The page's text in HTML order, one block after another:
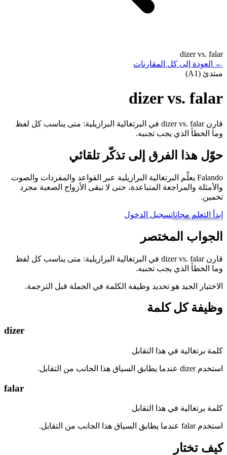
dizer vs. falar
←
العودة إلى كل المقارنات
مبتدئ (A1)
dizer vs. falar
قارن dizer vs. falar في البرتغالية البرازيلية: متى يناسب كل لفظ
وما الخطأ الذي يجب تجنبه.
حوّل هذا الفرق إلى تذكّر تلقائي
Falando يعلّم البرتغالية البرازيلية عبر القواعد والمفردات والصوت
والأمثلة والمراجعة المتباعدة، حتى لا تبقى الأزواج الصعبة مجرد
تخمين.
ابدأ التعلم مجاناتسجيل الدخول
الجواب المختصر
قارن dizer vs. falar في البرتغالية البرازيلية: متى يناسب كل لفظ
وما الخطأ الذي يجب تجنبه.
الاختبار الجيد هو تحديد وظيفة الكلمة في الجملة قبل الترجمة.
وظيفة كل كلمة
dizer
كلمة برتغالية في هذا التقابل
استخدم dizer عندما يطابق السياق هذا الجانب من التقابل.
falar
كلمة برتغالية في هذا التقابل
استخدم falar عندما يطابق السياق هذا الجانب من التقابل.
كيف تختار